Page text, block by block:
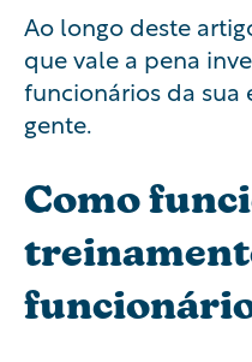
Ao longo deste
que vale a pena
funcionários da sua
gente.
Como